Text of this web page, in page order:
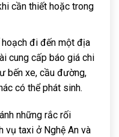
cần thiết hoặc trong
hoạch đi đến một địa
cung cấp báo giá chi
bến xe, cầu đường,
có thể phát sinh.
những rắc rối
vụ taxi ở Nghệ An và